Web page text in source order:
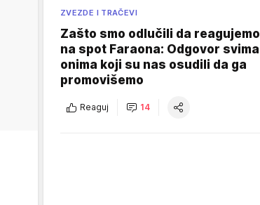
ZVEZDE I TRAČEVI
Zašto smo odlučili da reagujemo
na spot Faraona: Odgovor svima
onima koji su nas osudili da ga
promovišemo
Reaguj 14